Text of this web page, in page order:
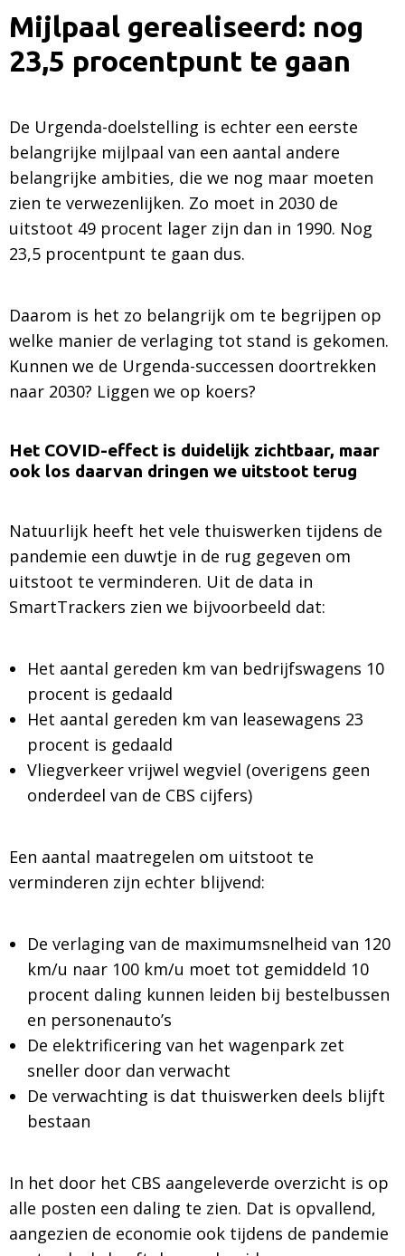
Mijlpaal gerealiseerd: nog
23,5 procentpunt te gaan
De Urgenda-doelstelling is echter een eerste
belangrijke mijlpaal van een aantal andere
belangrijke ambities, die we nog maar moeten
zien te verwezenlijken. Zo moet in 2030 de
uitstoot 49 procent lager zijn dan in 1990. Nog
23,5 procentpunt te gaan dus.
Daarom is het zo belangrijk om te begrijpen op
welke manier de verlaging tot stand is gekomen.
Kunnen we de Urgenda-successen doortrekken
naar 2030? Liggen we op koers?
Het COVID-effect is duidelijk zichtbaar, maar
ook los daarvan dringen we uitstoot terug
Natuurlijk heeft het vele thuiswerken tijdens de
pandemie een duwtje in de rug gegeven om
uitstoot te verminderen. Uit de data in
SmartTrackers zien we bijvoorbeeld dat:
Het aantal gereden km van bedrijfswagens 10
procent is gedaald
Het aantal gereden km van leasewagens 23
procent is gedaald
Vliegverkeer vrijwel wegviel (overigens geen
onderdeel van de CBS cijfers)
Een aantal maatregelen om uitstoot te
verminderen zijn echter blijvend:
De verlaging van de maximumsnelheid van 120
km/u naar 100 km/u moet tot gemiddeld 10
procent daling kunnen leiden bij bestelbussen
en personenauto’s
De elektrificering van het wagenpark zet
sneller door dan verwacht
De verwachting is dat thuiswerken deels blijft
bestaan
In het door het CBS aangeleverde overzicht is op
alle posten een daling te zien. Dat is opvallend,
aangezien de economie ook tijdens de pandemie